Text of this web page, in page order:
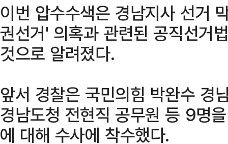
이번 압수수색은 경남지사 선거
권선거' 의혹과 관련된 공직선거
것으로 알려졌다.
앞서 경찰은 국민의힘 박완수 경
경남도청 전현직 공무원 등 9명
에 대해 수사에 착수했다.